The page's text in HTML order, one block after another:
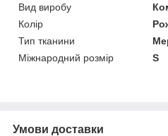
Вид виробу
Колір
Тип тканини
Міжнародний розмір
S
Умови доставки